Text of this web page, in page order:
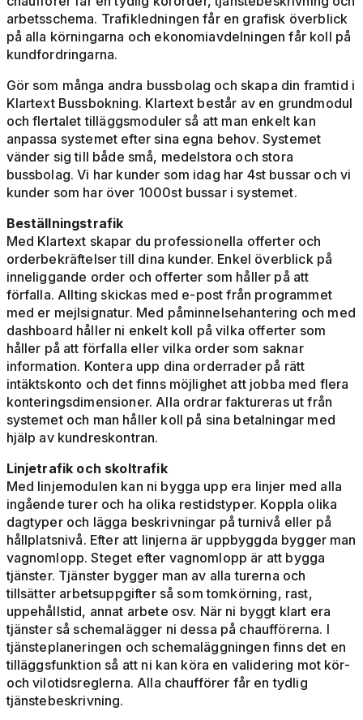
arbetsschema. Trafikledningen får en grafisk överblick
på alla körningarna och ekonomiavdelningen får koll på
kundfordringarna.
Gör som många andra bussbolag och skapa din framtid i
Klartext Bussbokning. Klartext består av en grundmodul
och flertalet tilläggsmoduler så att man enkelt kan
anpassa systemet efter sina egna behov. Systemet
vänder sig till både små, medelstora och stora
bussbolag. Vi har kunder som idag har 4st bussar och vi
kunder som har över 1000st bussar i systemet.
Beställningstrafik
Med Klartext skapar du professionella offerter och
orderbekräftelser till dina kunder. Enkel överblick på
inneliggande order och offerter som håller på att
förfalla. Allting skickas med e-post från programmet
med er mejlsignatur. Med påminnelsehantering och med
dashboard håller ni enkelt koll på vilka offerter som
håller på att förfalla eller vilka order som saknar
information. Kontera upp dina orderrader på rätt
intäktskonto och det finns möjlighet att jobba med flera
konteringsdimensioner. Alla ordrar faktureras ut från
systemet och man håller koll på sina betalningar med
hjälp av kundreskontran.
Linjetrafik och skoltrafik
Med linjemodulen kan ni bygga upp era linjer med alla
ingående turer och ha olika restidstyper. Koppla olika
dagtyper och lägga beskrivningar på turnivå eller på
hållplatsnivå. Efter att linjerna är uppbyggda bygger man
vagnomlopp. Steget efter vagnomlopp är att bygga
tjänster. Tjänster bygger man av alla turerna och
tillsätter arbetsuppgifter så som tomkörning, rast,
uppehållstid, annat arbete osv. När ni byggt klart era
tjänster så schemalägger ni dessa på chaufförerna. I
tjänsteplaneringen och schemaläggningen finns det en
tilläggsfunktion så att ni kan köra en validering mot kör-
och vilotidsreglerna. Alla chaufförer får en tydlig
tjänstebeskrivning.